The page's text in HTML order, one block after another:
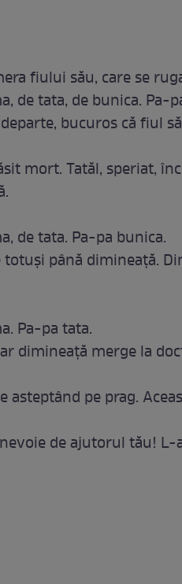
fiului său, care se
de tata, de bunica. Pa-
bucuros că fiul
mort. Tatăl, speriat,
de tata. Pa-pa bunica.
totuși până dimineață.
Pa-pa tata.
dimineață merge la
asteptând pe prag.
de ajutorul tău! L-